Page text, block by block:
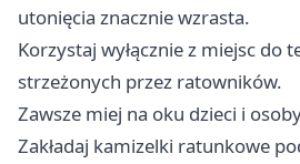
utonięcia znacznie wzrasta.
Korzystaj wyłącznie z miejsc do
strzeżonych przez ratowników.
Zawsze miej na oku dzieci i
Zakładaj kamizelki ratunkowe